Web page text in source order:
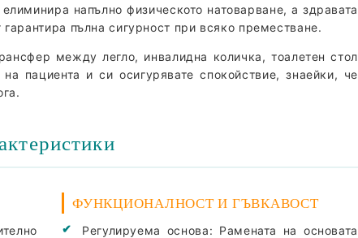
напълно физическото натоварване, а здравата
гарантира пълна сигурност при всяко преместване.
между легло, инвалидна количка, тоалетен стол
пациента и си осигурявате спокойствие, знаейки, че
ФУНКЦИОНАЛНОСТ И ГЪВКАВОСТ
Регулируема основа: Рамената на основата